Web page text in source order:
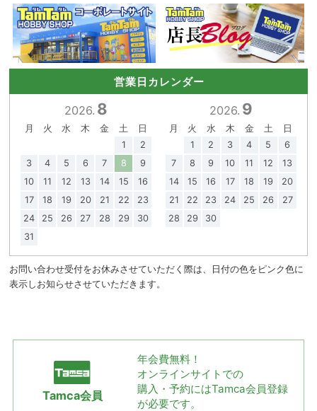
営業日カレンダー
2026. 8
月 火 水 木 金 土
日
1
2
3
4 5 6 7 8
9
10
11 12 13 14 15
16
17
18 19 20 21 22
23
24
25 26 27 28 29
30
31
2026. 9
月 火 水 木 金 土
日
1
2 3 4 5
6
7
8 9 10 11 12
13
14
15 16 17 18 19
20
21
22 23 24 25 26
27
28
29 30
お問い合わせ受付をお休みさせていただく際は、日付の色をピンク色に
表示しお知らせさせていただきます。
Tamca会員
年会費無料！
オンラインサイトでの
購入・予約にはTamca会員登録
が必要です。